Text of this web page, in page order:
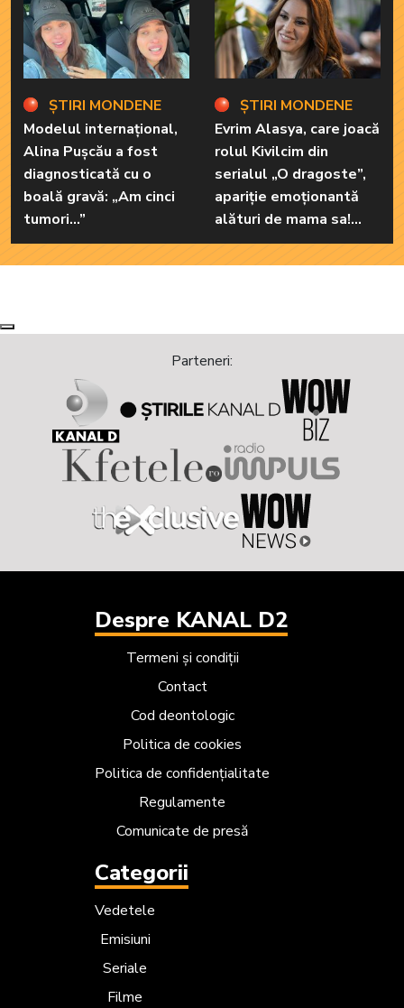
ȘTIRI MONDENE
Modelul internațional,
Alina Pușcău a fost
diagnosticată cu o
boală gravă: „Am cinci
tumori...”
ȘTIRI MONDENE
Evrim Alasya, care joacă
rolul Kivilcim din
serialul „O dragoste”,
apariție emoționantă
alături de mama sa!
Iată cum arată cea mai
importantă persoană
Next
Previous
Parteneri:
Despre KANAL D2
Termeni și condiții
Contact
Cod deontologic
Politica de cookies
Politica de confidențialitate
Regulamente
Comunicate de presă
Categorii
Vedetele
Emisiuni
Seriale
Filme